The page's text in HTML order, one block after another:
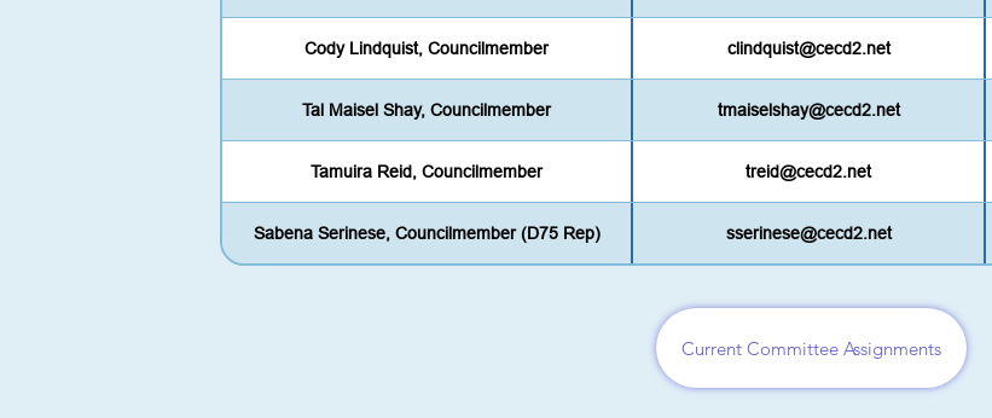
Cody Lindquist, Councilmember clindquist@cecd2.net
Tal Maisel Shay, Councilmember tmaiselshay@cecd2.net
Tamuira Reid, Councilmember treid@cecd2.net
Sabena Serinese, Councilmember (D75 Rep) sserinese@cecd2.net
Current Committee Assignments